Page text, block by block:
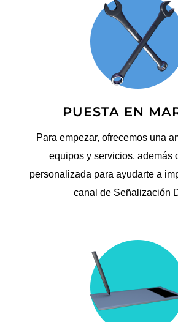
PUESTA EN
Para empezar, ofrecemos una
equipos y servicios, además
personalizada para ayudarte a
canal de Señalización